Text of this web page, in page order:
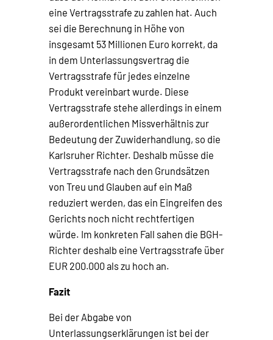
eine Vertragsstrafe zu zahlen hat. Auch
sei die Berechnung in Höhe von
insgesamt 53 Millionen Euro korrekt, da
in dem Unterlassungsvertrag die
Vertragsstrafe für jedes einzelne
Produkt vereinbart wurde. Diese
Vertragsstrafe stehe allerdings in einem
außerordentlichen Missverhältnis zur
Bedeutung der Zuwiderhandlung, so die
Karlsruher Richter. Deshalb müsse die
Vertragsstrafe nach den Grundsätzen
von Treu und Glauben auf ein Maß
reduziert werden, das ein Eingreifen des
Gerichts noch nicht rechtfertigen
würde. Im konkreten Fall sahen die BGH-
Richter deshalb eine Vertragsstrafe über
EUR 200.000 als zu hoch an.
Fazit
Bei der Abgabe von
Unterlassungserklärungen ist bei der